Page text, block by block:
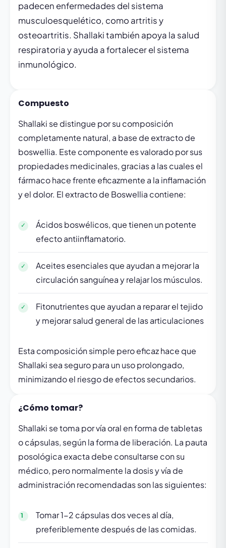
padecen enfermedades del sistema
musculoesquelético, como artritis y
osteoartritis. Shallaki también apoya la salud
respiratoria y ayuda a fortalecer el sistema
inmunológico.
Compuesto
Shallaki se distingue por su composición
completamente natural, a base de extracto de
boswellia. Este componente es valorado por sus
propiedades medicinales, gracias a las cuales el
fármaco hace frente eficazmente a la inflamación
y el dolor. El extracto de Boswellia contiene:
Ácidos boswélicos, que tienen un potente
efecto antiinflamatorio.
Aceites esenciales que ayudan a mejorar la
circulación sanguínea y relajar los músculos.
Fitonutrientes que ayudan a reparar el tejido
y mejorar salud general de las articulaciones
Esta composición simple pero eficaz hace que
Shallaki sea seguro para un uso prolongado,
minimizando el riesgo de efectos secundarios.
¿Cómo tomar?
Shallaki se toma por vía oral en forma de tabletas
o cápsulas, según la forma de liberación. La pauta
posológica exacta debe consultarse con su
médico, pero normalmente la dosis y vía de
administración recomendadas son las siguientes:
Tomar 1-2 cápsulas dos veces al día,
preferiblemente después de las comidas.